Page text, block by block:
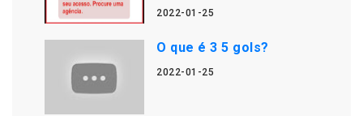
2022-01-25
O que é 3 5 gols?
2022-01-25